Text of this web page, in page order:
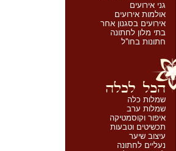
גני אירועים
אולמות אירועים
אירועים בסגנון אחר
בתי מלון לחתונה
חתונות בחו''ל
שמלות כלה
שמלות ערב
איפור וקוסמטיקה
תכשיטים וטבעות
עיצוב שיער
נעליים לחתונה